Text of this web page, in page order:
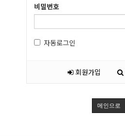
비밀번호
자동로그인
회원가입
메인으로